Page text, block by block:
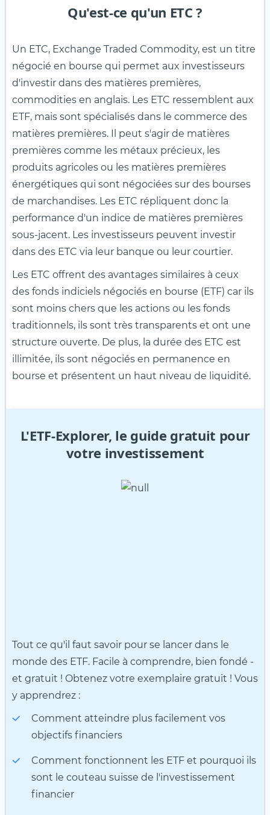
Qu'est-ce qu'un ETC ?
Un ETC, Exchange Traded Commodity, est un titre
négocié en bourse qui permet aux investisseurs
d'investir dans des matières premières,
commodities en anglais. Les ETC ressemblent aux
ETF, mais sont spécialisés dans le commerce des
matières premières. Il peut s'agir de matières
premières comme les métaux précieux, les
produits agricoles ou les matières premières
énergétiques qui sont négociées sur des bourses
de marchandises. Les ETC répliquent donc la
performance d'un indice de matières premières
sous-jacent. Les investisseurs peuvent investir
dans des ETC via leur banque ou leur courtier.
Les ETC offrent des avantages similaires à ceux
des fonds indiciels négociés en bourse (ETF) car ils
sont moins chers que les actions ou les fonds
traditionnels, ils sont très transparents et ont une
structure ouverte. De plus, la durée des ETC est
illimitée, ils sont négociés en permanence en
bourse et présentent un haut niveau de liquidité.
L'ETF-Explorer, le guide gratuit pour
votre investissement
Tout ce qu'il faut savoir pour se lancer dans le
monde des ETF. Facile à comprendre, bien fondé -
et gratuit ! Obtenez votre exemplaire gratuit ! Vous
y apprendrez :
Comment atteindre plus facilement vos
objectifs financiers
Comment fonctionnent les ETF et pourquoi ils
sont le couteau suisse de l'investissement
financier